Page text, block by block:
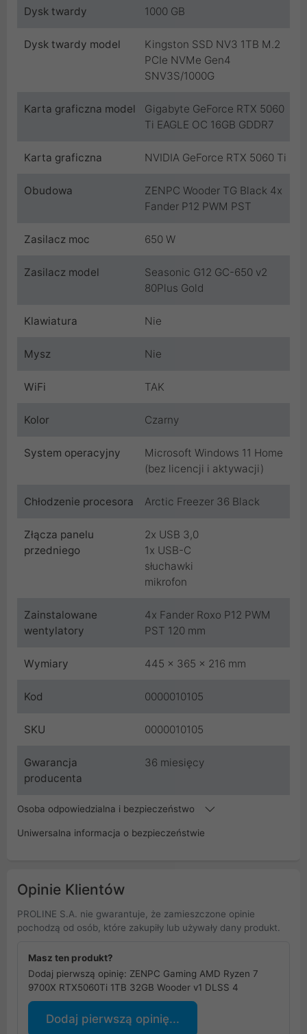
Dysk twardy 1000 GB
Dysk twardy model
Kingston SSD NV3 1TB M.2
PCIe NVMe Gen4
SNV3S/1000G
Karta graficzna model
Gigabyte GeForce RTX 5060
Ti EAGLE OC 16GB GDDR7
Karta graficzna NVIDIA GeForce RTX 5060 Ti
Obudowa
ZENPC Wooder TG Black 4x
Fander P12 PWM PST
Zasilacz moc 650 W
Zasilacz model
Seasonic G12 GC-650 v2
80Plus Gold
Klawiatura Nie
Mysz Nie
WiFi TAK
Kolor Czarny
System operacyjny
Microsoft Windows 11 Home
(bez licencji i aktywacji)
Chłodzenie procesora Arctic Freezer 36 Black
Złącza panelu
przedniego
2x USB 3,0
1x USB-C
słuchawki
mikrofon
Zainstalowane
wentylatory
4x Fander Roxo P12 PWM
PST 120 mm
Wymiary 445 x 365 x 216 mm
Kod 0000010105
SKU 0000010105
Gwarancja
producenta
36 miesięcy
Osoba odpowiedzialna i bezpieczeństwo
Uniwersalna informacja o bezpieczeństwie
Opinie Klientów
PROLINE S.A. nie gwarantuje, że zamieszczone opinie
pochodzą od osób, które zakupiły lub używały dany produkt.
Masz ten produkt?
Dodaj pierwszą opinię: ZENPC Gaming AMD Ryzen 7
9700X RTX5060Ti 1TB 32GB Wooder v1 DLSS 4
Dodaj pierwszą opinię...